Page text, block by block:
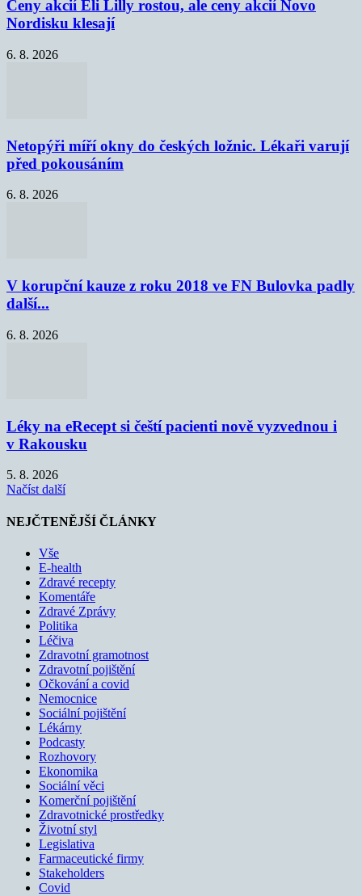
Ceny akcií Eli Lilly rostou, ale ceny akcií Novo
Nordisku klesají
6. 8. 2026
Netopýři míří okny do českých ložnic. Lékaři varují
před pokousáním
6. 8. 2026
V korupční kauze z roku 2018 ve FN Bulovka padly
další...
6. 8. 2026
Léky na eRecept si čeští pacienti nově vyzvednou i
v Rakousku
5. 8. 2026
Načíst další
NEJČTENĚJŠÍ ČLÁNKY
Vše
E-health
Zdravé recepty
Komentáře
Zdravé Zprávy
Politika
Léčiva
Zdravotní gramotnost
Zdravotní pojištění
Očkování a covid
Nemocnice
Sociální pojištění
Lékárny
Podcasty
Rozhovory
Ekonomika
Sociální věci
Komerční pojištění
Zdravotnické prostředky
Životní styl
Legislativa
Farmaceutické firmy
Stakeholders
Covid